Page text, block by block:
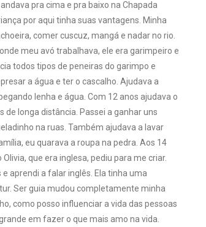
pra cima e pra baixo na Chapada
por aqui tinha suas vantagens. Minha
comer cuscuz, mangá e nadar no rio.
meu avó trabalhava, ele era garimpeiro e
todos tipos de peneiras do garimpo e
a água e ter o cascalho. Ajudava a
lenha e água. Com 12 anos ajudava o
de longa distância. Passei a ganhar uns
na ruas. Também ajudava a lavar
eu quarava a roupa na pedra. Aos 14
que era inglesa, pediu para me criar.
aprendi a falar inglês. Ela tinha uma
Ser guia mudou completamente minha
como posso influenciar a vida das pessoas
em fazer o que mais amo na vida.